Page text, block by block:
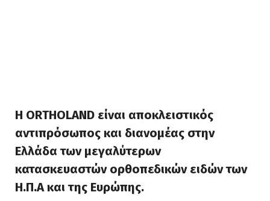
Η ORTHOLAND είναι αποκλειστικός
αντιπρόσωπος και διανομέας στην
Ελλάδα των μεγαλύτερων
κατασκευαστών ορθοπεδικών ειδών των
Η.Π.Α και της Ευρώπης.